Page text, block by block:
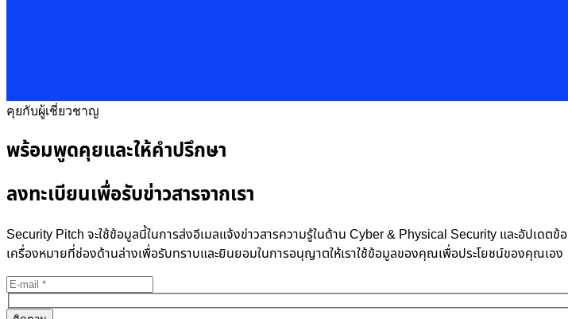
คุยกับผู้เชี่ยวชาญ
พร้อมพูดคุยและให้คำปรึกษา
ลงทะเบียนเพื่อรับข่าวสารจากเรา
Security Pitch จะใช้ข้อมูลนี้ในการส่งอีเมลแจ้งข่าวสารความรู้ในด้าน Cyber & Physical Security และอัปเด
เครื่องหมายที่ช่องด้านล่างเพื่อรับทราบและยินยอมในการอนุญาตให้เราใช้ข้อมูลของคุณเพื่อประโยชน์ของคุณเอง